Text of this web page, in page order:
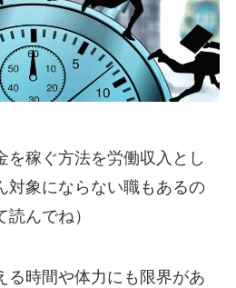
を稼ぐ方法を労働収入とし
対象にならない職もあるの
んでね）
る時間や体力にも限界があ